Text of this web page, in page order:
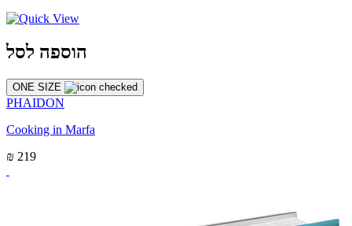
הוספה לסל
ONE SIZE
PHAIDON
Cooking in Marfa
₪ 219